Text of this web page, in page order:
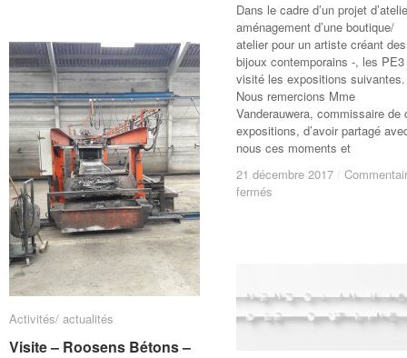
Belgium
with
light
–
Belgium
with
light
–
Dans le cadre d’un projet
aménagement d’une boutique/
atelier pour un artiste créant des
bijoux contemporains -, les
visité les expositions suivantes.
Nous remercions Mme
Vanderauwera, commissaire de
expositions, d’avoir partagé
nous ces moments et
21 décembre 2017 /
fermés
21 décembre 2017 /
fermés
Activités/ actualités
Visite – Roosens Bétons –
Activités/ actualités
Visite – Roosens Bétons –